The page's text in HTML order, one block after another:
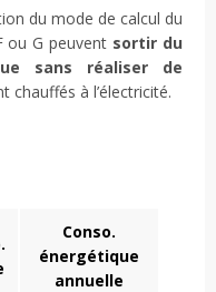
du mode de calcul du
ou G peuvent sortir du
sans réaliser de
chauffés à l’électricité.
Conso.
énergétique
annuelle